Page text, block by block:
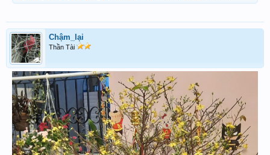
Chậm_lại
Thần Tài